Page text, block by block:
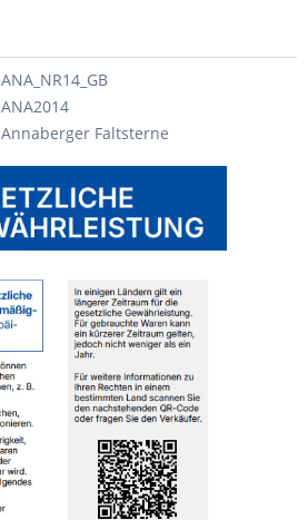
ANA_NR14_GB
ANA2014
Annaberger Faltsterne